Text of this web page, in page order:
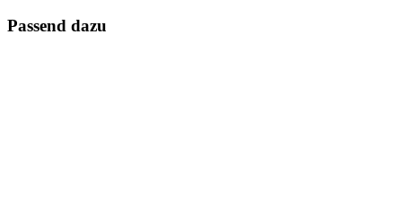
Passend dazu